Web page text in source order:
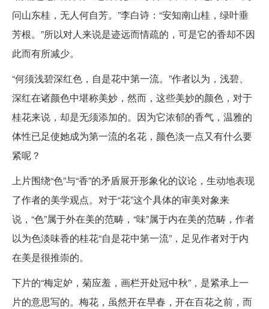
问山东桂，无人何自芳。”李白诗：“安知南山桂，绿叶垂
芳根。”所以对人来说是迹远而情疏的，可是它的香却不因
此而有所减少。
“何须浅碧深红色，自是花中第一流。”作者以为，浅碧、
深红在诸颜色中堪称美妙，然而，这些美妙的颜色，对于
桂花来说，却是无须添加的。因为它浓郁的香气，温雅的
体性已足使她成为第一流的名花，颜色淡一点又有什么要
紧呢？
上片围绕“色”与“香”的矛盾展开形象化的议论，生动地表现
了作者的美学观点。对于“花”这个具体的审美对象来
说，“色”属于外在美的范畴，“味”属于内在美的范畴，作者
以为色淡味香的桂花“自是花中第一流”，足见作者对于内
在美是很推崇的。
下片的“梅定妒，菊应羞，画栏开处冠中秋”，是紧承上一
片的意思写的。梅花，虽然开在早春，开在百花之前，而